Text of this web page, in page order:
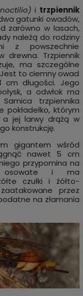
i trzpiennik
gatunki owadów,
zarówno w lasach,
należą do rodziny
z powszechnie
drewna. Trzpiennik
ma szczególne
to ciemny owad
cm długości. Jego
a odwłok ma
trzpiennika
którym
a jej larwy drążą w
konstrukcję.
gigantem wśród
nawet 5 cm
przypomina na
osowate i ma
czułki i żółto-
przez
na złamania